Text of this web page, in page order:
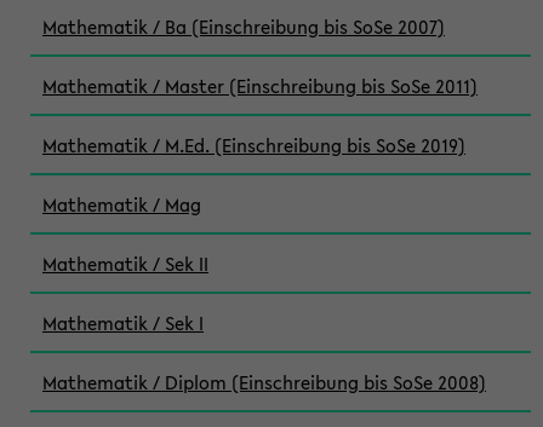
Mathematik / Ba (Einschreibung bis SoSe 2007)
Mathematik / Master (Einschreibung bis SoSe 2011)
Mathematik / M.Ed. (Einschreibung bis SoSe 2019)
Mathematik / Mag
Mathematik / Sek II
Mathematik / Sek I
Mathematik / Diplom (Einschreibung bis SoSe 2008)